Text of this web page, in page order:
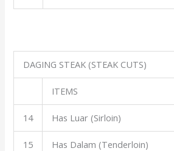
DAGING STEAK (STEAK CUTS)
ITEMS
14 Has Luar (Sirloin)
15 Has Dalam (Tenderloin)